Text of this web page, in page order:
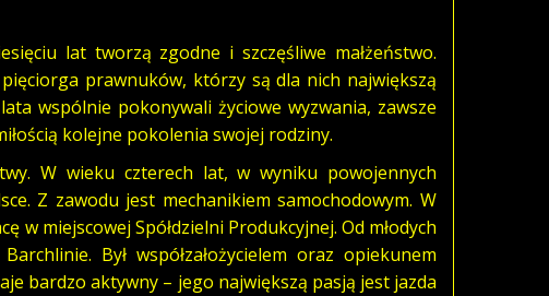
lat tworzą zgodne i szczęśliwe małżeństwo.
prawnuków, którzy są dla nich największą
wspólnie pokonywali życiowe wyzwania, zawsze
kolejne pokolenia swojej rodziny.
W wieku czterech lat, w wyniku powojennych
Z zawodu jest mechanikiem samochodowym. W
w miejscowej Spółdzielni Produkcyjnej. Od młodych
Był współzałożycielem oraz opiekunem
bardzo aktywny – jego największą pasją jest jazda